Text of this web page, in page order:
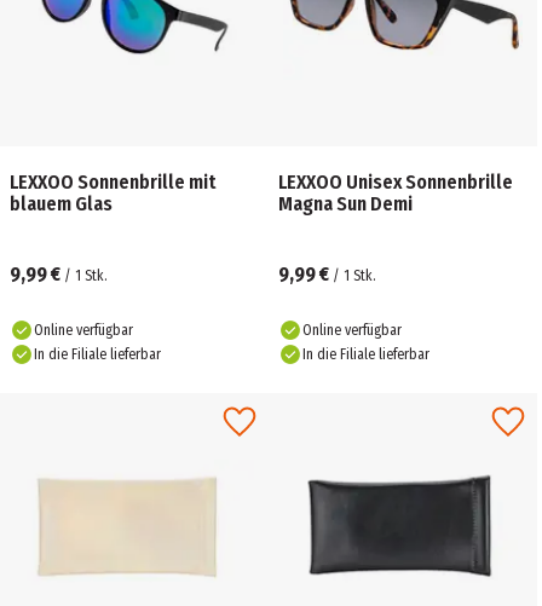
LEXXOO Sonnenbrille mit
blauem Glas
9,99 € / 1 Stk.
Online verfügbar
In die Filiale lieferbar
LEXXOO Unisex Sonnenbrille
Magna Sun Demi
9,99 € / 1 Stk.
Online verfügbar
In die Filiale lieferbar